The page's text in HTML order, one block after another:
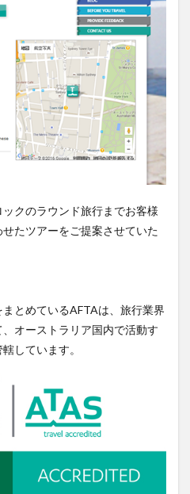
クのラウンド旅行までお客様
たツアーをご提案させていた
とめているAFTAは、旅行業界
オーストラリア国内で活動す
しています。